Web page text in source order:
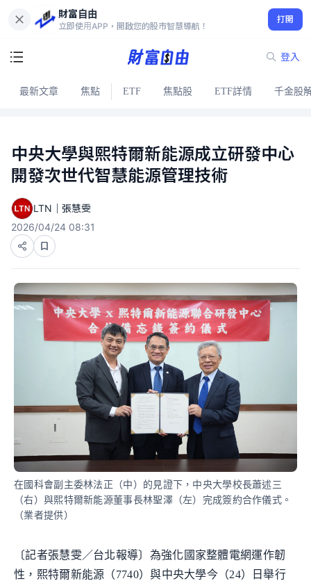
財富自由
立即使用APP，開啟您的股市智慧導航！
打開
登入
最新文章 焦點 ETF 焦點股 ETF詳情 千金股
中央大學與熙特爾新能源成立研發中心
開發次世代智慧能源管理技術
LTN｜張慧雯
2026/04/24 08:31
在國科會副主委林法正（中）的見證下，中央大學校長蕭述三
（右）與熙特爾新能源董事長林聖澤（左）完成簽約合作儀式。
（業者提供）
〔記者張慧雯／台北報導〕為強化國家整體電網運作韌
性，熙特爾新能源（7740）與中央大學今（24）日舉行